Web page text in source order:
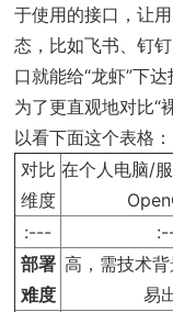
于使用的接口，让
态，比如飞书、钉
口就能给“龙虾”下
为了更直观地对比“
以看下面这个表格：
对比
维度
在个人电脑/
:---
部署
难度
高，需技术
易